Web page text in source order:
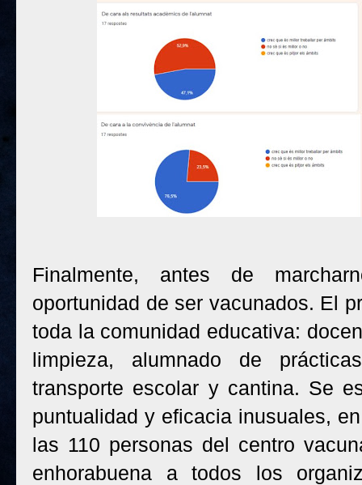
Finalmente, antes de
oportunidad de ser vacunados. El
toda la comunidad educativa:
limpieza, alumnado de
transporte escolar y cantina. Se
puntualidad y eficacia inusuales,
las 110 personas del centro
enhorabuena a todos los